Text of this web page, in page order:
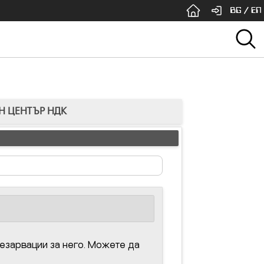
BG / EN
ЦЕНТЪР НДК
за него. Можете да